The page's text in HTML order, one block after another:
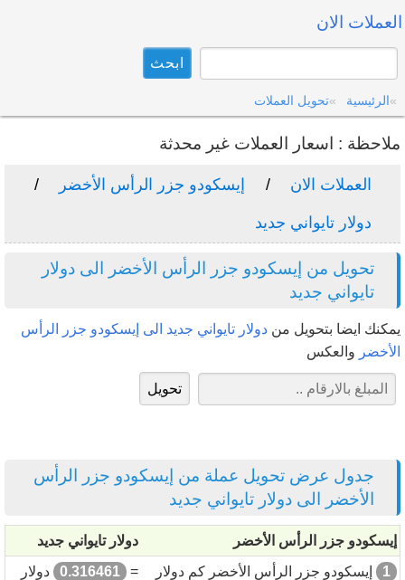
العملات الان
الرئيسية تحويل العملات
ملاحظة : اسعار العملات غير محدثة
العملات الان إيسكودو جزر الرأس الأخضر
دولار تايواني جديد
تحويل من إيسكودو جزر الرأس الأخضر الى دولار
تايواني جديد
يمكنك ايضا بتحويل من دولار تايواني جديد الى إيسكودو جزر الرأس
الأخضر والعكس
جدول عرض تحويل عملة من إيسكودو جزر الرأس
الأخضر الى دولار تايواني جديد
إيسكودو جزر الرأس الأخضر
دولار تايواني جديد
1
إيسكودو جزر الرأس الأخضر كم دولار
=
0.316461
دولار